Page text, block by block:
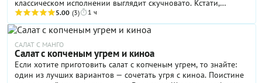
классическом исполнении выглядит скучновато. Кстати,
раньше мы тоже думали, что с этим ничего не сделать. Но
потом нашли вот такой рецепт, проверили его на практике и
влюбились в блюдо с первой пробы. За основу взят
традиционный рецепт вязкой каши, который дополнен
знаменитым итальянским десертом. Главное — правильно
приготовить саму гречку: варить крупу в воде совсем недолго,
чтобы потом она пропиталась молоком, и ее вкус стал более
5.00 (3) 1 ч
САЛАТ С МАНГО
Салат с копченым угрем и киноа
Если хотите приготовить салат с копченым угрем, то знайте:
один из лучших вариантов — сочетать угря с киноа. Поистине